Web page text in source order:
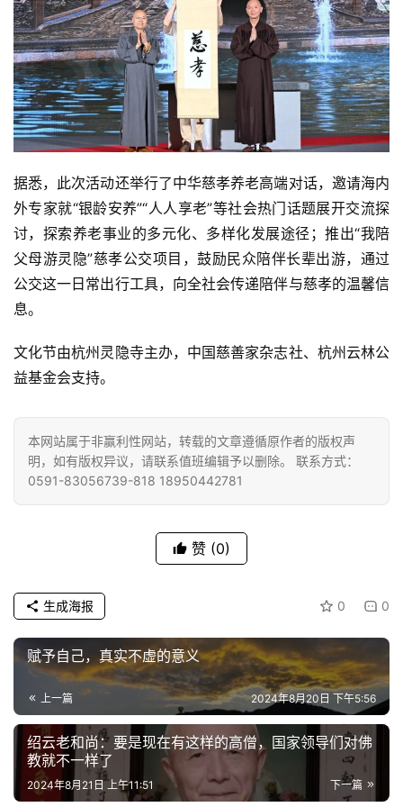
专
题
公
益
善
佛
教
人
物
寺
院
巡
视
频
佛
教
艺
术
政
策
法
规
登录 注册
据悉，此次活动还举行了中华慈孝养老高端对话，邀请海内
外专家就“银龄安养”“人人享老”等社会热门话题展开交流探
讨，探索养老事业的多元化、多样化发展途径；推出“我陪
父母游灵隐”慈孝公交项目，鼓励民众陪伴长辈出游，通过
公交这一日常出行工具，向全社会传递陪伴与慈孝的温馨信
息。
文化节由杭州灵隐寺主办，中国慈善家杂志社、杭州云林公
益基金会支持。
本网站属于非赢利性网站，转载的文章遵循原作者的版权声
明，如有版权异议，请联系值班编辑予以删除。 联系方式：
0591-83056739-818 18950442781
赞 (0)
0 0
生成海报
赋予自己，真实不虚的意义
上一篇 2024年8月20日 下午5:56
绍云老和尚：要是现在有这样的高僧，国家领导们对佛
教就不一样了
下一篇
2024年8月21日 上午11:51